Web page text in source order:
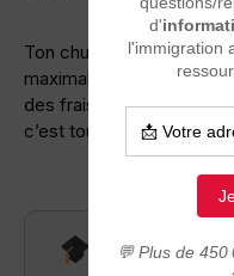
Ton chum peut en effet
maximale de 6 mois et
des frais s’il est
c’est toujours plus facile